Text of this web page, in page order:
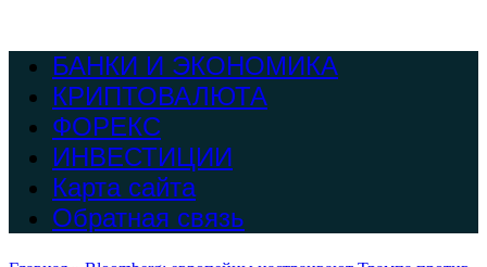
БАНКИ И ЭКОНОМИКА
КРИПТОВАЛЮТА
ФОРЕКС
ИНВЕСТИЦИИ
Карта сайта
Обратная связь